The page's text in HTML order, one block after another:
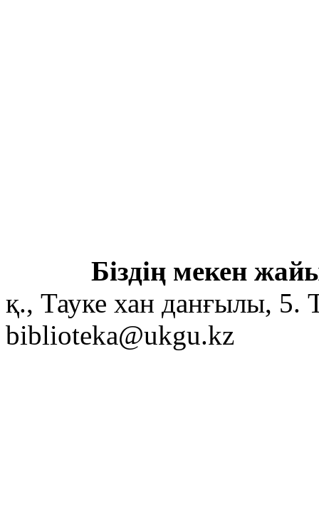
Біздің мекен
қ., Тауке хан данғылы,
biblioteka@ukgu.kz